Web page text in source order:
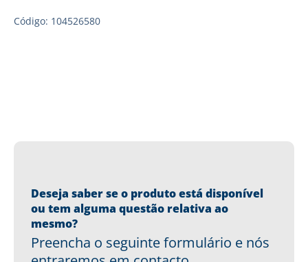
Código: 104526580
Deseja saber se o produto está disponível
ou tem alguma questão relativa ao
mesmo?
Preencha o seguinte formulário e nós